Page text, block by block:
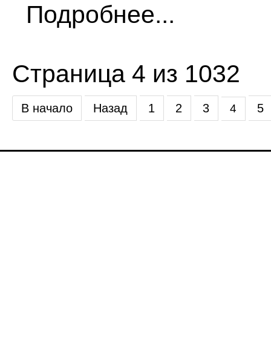
Подробнее...
Страница 4 из 1032
В начало Назад 1 2 3 4 5